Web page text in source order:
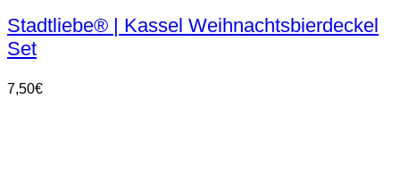
Stadtliebe® | Kassel Weihnachtsbierdeckel
Set
7,50€